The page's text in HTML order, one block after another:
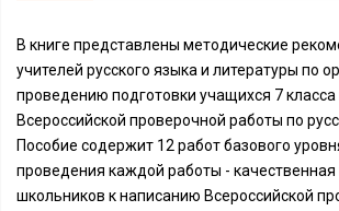
В книге представлены методические
учителей русского языка и литературы по
проведению подготовки учащихся 7
Всероссийской проверочной работы по
Пособие содержит 12 работ базового
проведения каждой работы - качественная
школьников к написанию Всероссийской